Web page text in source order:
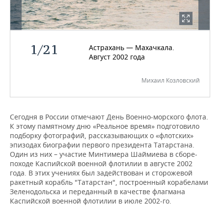
НЕФТЕХИМИЯ
НЕФТЬ
РОЗНИЧНАЯ ТОРГОВЛЯ
НОВОСТИ ТЕХНОЛОГИЙ
МЕРОПРИЯТИЯ
ОТКРЫТАЯ ЛЕКЦИЯ
БАСКЕТБОЛ
ВОЛЕЙБОЛ
КИБЕРСПОРТ
ФИГУРНОЕ КАТАНИЕ
ИНФРАСТРУКТУРА
ИСТОРИЯ
КУЛЬТУРА
МЕДИЦИНА
СПРАВОЧНИК
СПИСОК ПЕРСОН
СПИСОК КОМПАНИЙ
ПОЛНАЯ ВЕРСИЯ
1/21
Астрахань — Махачкала.
Август 2002 года
Михаил Козловский
Сегодня в России отмечают День Военно-морского флота.
К этому памятному дню «Реальное время» подготовило
подборку фотографий, рассказывающих о «флотских»
эпизодах биографии первого президента Татарстана.
Один из них – участие Минтимера Шаймиева в сборе-
походе Каспийской военной флотилии в августе 2002
года. В этих учениях был задействован и сторожевой
ракетный корабль "Татарстан", построенный корабелами
Зеленодольска и переданный в качестве флагмана
Каспийской военной флотилии в июле 2002-го.